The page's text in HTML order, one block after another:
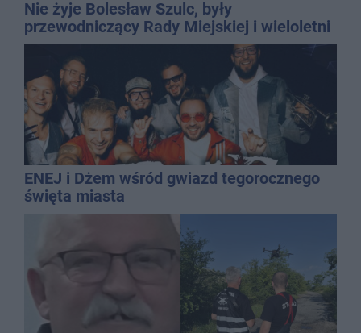
Nie żyje Bolesław Szulc, były
przewodniczący Rady Miejskiej i wieloletni
dyrektor SP 14
ENEJ i Dżem wśród gwiazd tegorocznego
święta miasta